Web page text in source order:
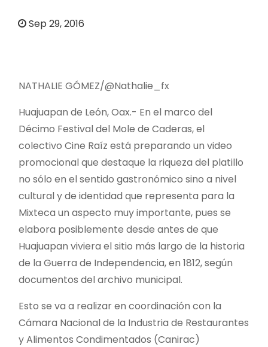
Sep 29, 2016
NATHALIE GÓMEZ/@Nathalie_fx
Huajuapan de León, Oax.- En el marco del
Décimo Festival del Mole de Caderas, el
colectivo Cine Raíz está preparando un video
promocional que destaque la riqueza del platillo
no sólo en el sentido gastronómico sino a nivel
cultural y de identidad que representa para la
Mixteca un aspecto muy importante, pues se
elabora posiblemente desde antes de que
Huajuapan viviera el sitio más largo de la historia
de la Guerra de Independencia, en 1812, según
documentos del archivo municipal.
Esto se va a realizar en coordinación con la
Cámara Nacional de la Industria de Restaurantes
y Alimentos Condimentados (Canirac)